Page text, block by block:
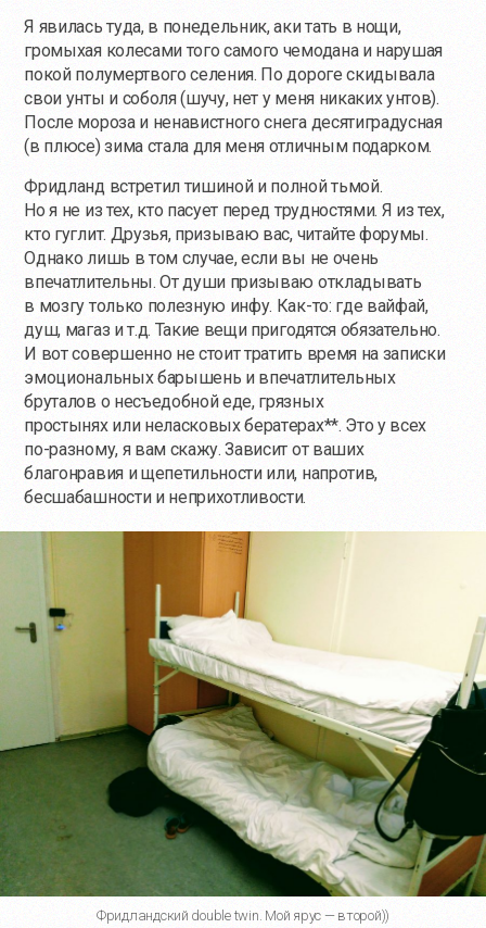
Я явилась туда, в понедельник, аки тать в нощи,
громыхая колесами того самого чемодана и нарушая
покой полумертвого селения. По дороге скидывала
свои унты и соболя (шучу, нет у меня никаких унтов).
После мороза и ненавистного снега десятиградусная
(в плюсе) зима стала для меня отличным подарком.
Фридланд встретил тишиной и полной тьмой.
Но я не из тех, кто пасует перед трудностями. Я из тех,
кто гуглит. Друзья, призываю вас, читайте форумы.
Однако лишь в том случае, если вы не очень
впечатлительны. От души призываю откладывать
в мозгу только полезную инфу. Как-то: где вайфай,
душ, магаз и т.д. Такие вещи пригодятся обязательно.
И вот совершенно не стоит тратить время на записки
эмоциональных барышень и впечатлительных
бруталов о несъедобной еде, грязных
простынях или неласковых бератeрах**. Это у всех
по-разному, я вам скажу. Зависит от ваших
благонравия и щепетильности или, напротив,
бесшабашности и неприхотливости.
Фридландский double twin. Мой ярус — второй))